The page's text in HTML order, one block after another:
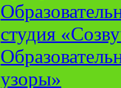
студия
узоры»